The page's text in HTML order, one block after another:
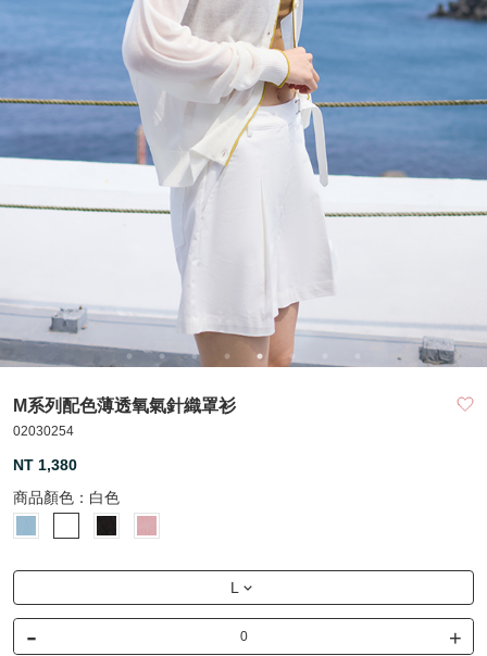
M系列配色薄透氧氣針織罩衫
02030254
NT 1,380
商品顏色： 白色
L
- +